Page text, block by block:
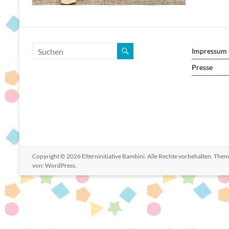
Presse
Copyright © 2026 Elterninitiative Bambini. Alle Rechte vorbehalten.
von: WordPress.